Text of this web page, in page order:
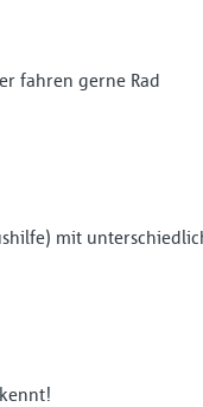
fahren gerne Rad
mit